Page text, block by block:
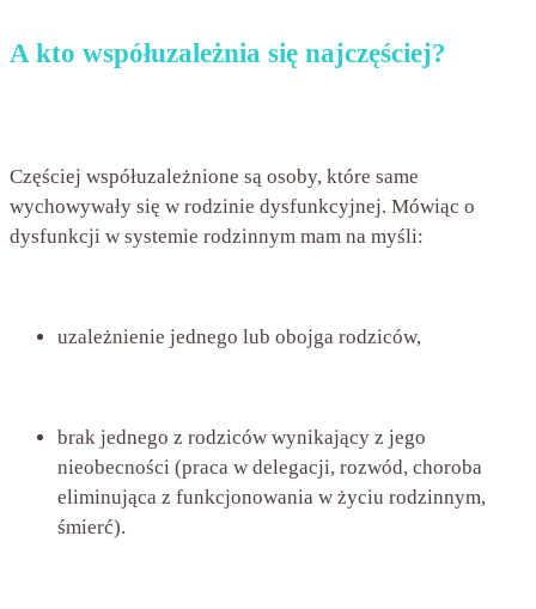
A kto współuzależnia się najczęściej?
Częściej współuzależnione są osoby, które same
wychowywały się w rodzinie dysfunkcyjnej. Mówiąc o
dysfunkcji w systemie rodzinnym mam na myśli:
uzależnienie jednego lub obojga rodziców,
brak jednego z rodziców wynikający z jego
nieobecności (praca w delegacji, rozwód, choroba
eliminująca z funkcjonowania w życiu rodzinnym,
śmierć).